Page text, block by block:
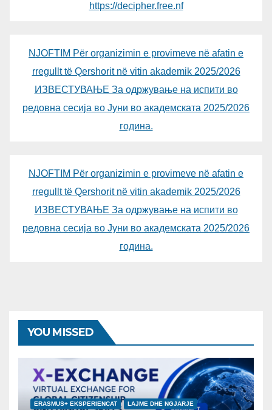
https://decipher.free.nf
NJOFTIM Për organizimin e provimeve në afatin e
rregullt të Qershorit në vitin akademik 2025/2026
ИЗВЕСТУВАЊЕ За одржување на испити во
редовна сесија во Јуни во академската 2025/2026
година.
NJOFTIM Për organizimin e provimeve në afatin e
rregullt të Qershorit në vitin akademik 2025/2026
ИЗВЕСТУВАЊЕ За одржување на испити во
редовна сесија во Јуни во академската 2025/2026
година.
YOU MISSED
ERASMUS+ EKSPERIENCAT LAJME DHE NGJARJE